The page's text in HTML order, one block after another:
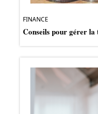
FINANCE
Conseils pour gérer